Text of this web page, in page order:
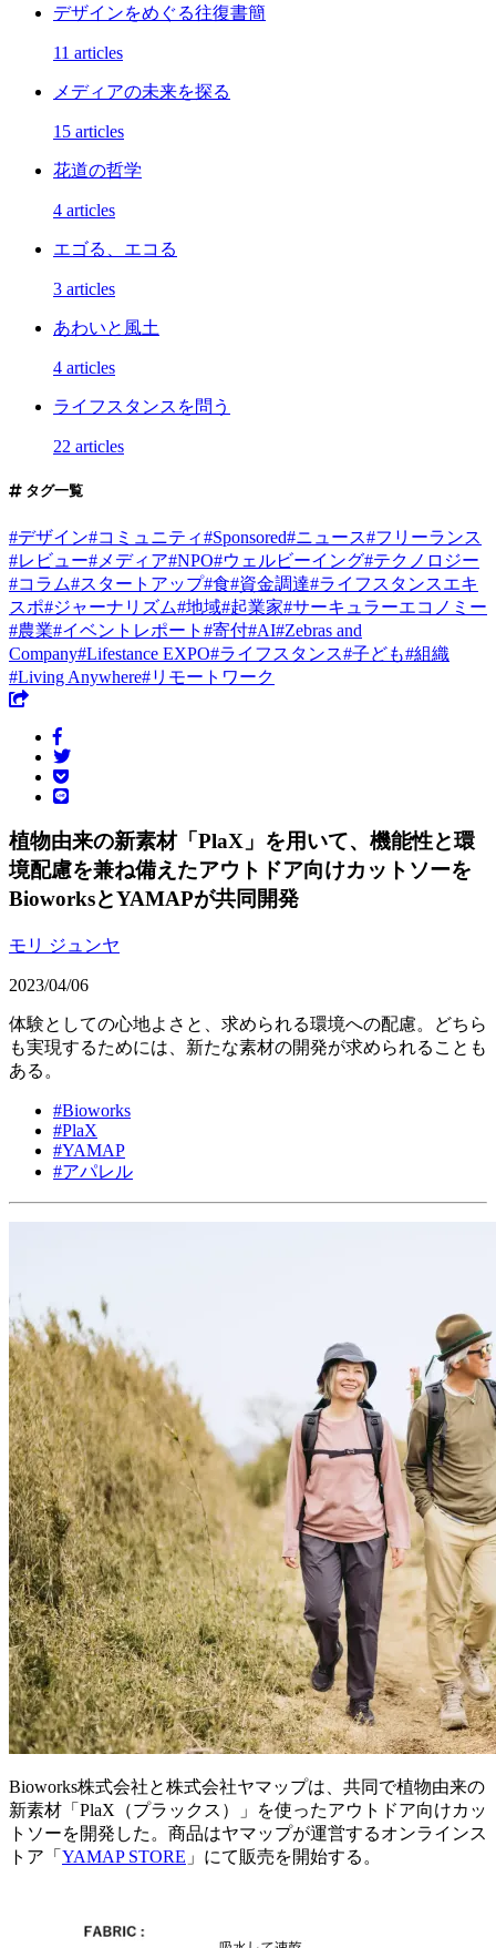
デザインをめぐる往復書簡
11 articles
メディアの未来を探る
15 articles
花道の哲学
4 articles
エゴる、エコる
3 articles
あわいと風土
4 articles
ライフスタンスを問う
22 articles
タグ一覧
#デザイン#コミュニティ#Sponsored#ニュース#フリーランス
#レビュー# メディア#NPO#ウェルビーイング#テクノロジー
#コラム#スタートアップ#食#資金調達#ライフスタンスエキ
スポ#ジャーナリズム#地域#起業家#サーキュラーエコノミー
#農業#イベントレポート #寄付#AI#Zebras and
Company#Lifestance EXPO#ライフスタンス#子ども#組織
#Living Anywhere#リモートワーク
植物由来の新素材「PlaX」を用いて、機能性と環
境配慮を兼ね備えたアウトドア向けカットソーを
BioworksとYAMAPが共同開発
モリ ジュンヤ
2023/04/06
体験としての心地よさと、求められる環境への配慮。どちら
も実現するためには、新たな素材の開発が求められることも
ある。
#Bioworks
#PlaX
#YAMAP
#アパレル
Bioworks株式会社と株式会社ヤマップは、共同で植物由来の
新素材「PlaX（プラックス）」を使ったアウトドア向けカッ
トソーを開発した。商品はヤマップが運営するオンラインス
トア「 YAMAP STORE 」にて販売を開始する。